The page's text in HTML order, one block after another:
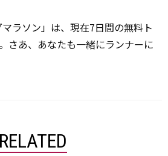
マラソン」は、現在7日間の無料ト
さあ、あなたも一緒にランナーに
RELATED